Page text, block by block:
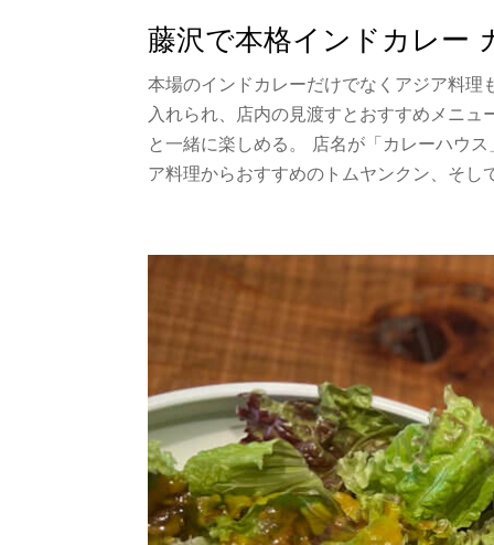
藤沢で本格インドカレー
本場のインドカレーだけでなくアジア料
入れられ、店内の見渡すとおすすめメニ
と一緒に楽しめる。 店名が「カレーハウ
ア料理からおすすめのトムヤンクン、そ